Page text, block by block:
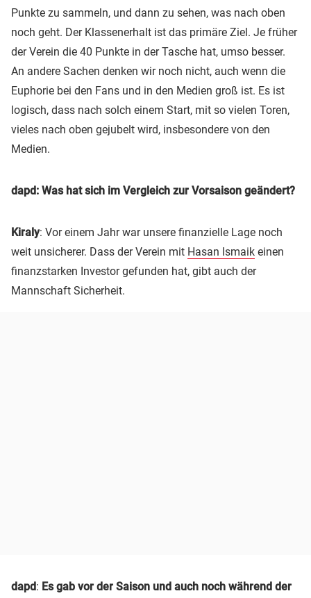
Punkte zu sammeln, und dann zu sehen, was nach oben
noch geht. Der Klassenerhalt ist das primäre Ziel. Je früher
der Verein die 40 Punkte in der Tasche hat, umso besser.
An andere Sachen denken wir noch nicht, auch wenn die
Euphorie bei den Fans und in den Medien groß ist. Es ist
logisch, dass nach solch einem Start, mit so vielen Toren,
vieles nach oben gejubelt wird, insbesondere von den
Medien.
dapd: Was hat sich im Vergleich zur Vorsaison geändert?
Kiraly: Vor einem Jahr war unsere finanzielle Lage noch
weit unsicherer. Dass der Verein mit Hasan Ismaik einen
finanzstarken Investor gefunden hat, gibt auch der
Mannschaft Sicherheit.
dapd: Es gab vor der Saison und auch noch während der